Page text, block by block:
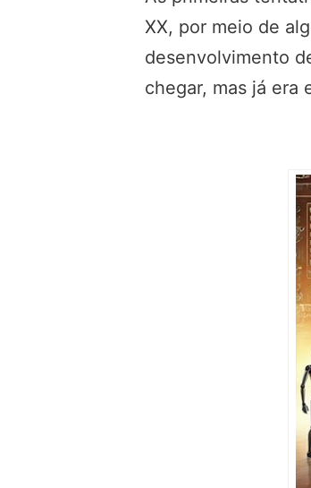
XX, por meio de
desenvolvimento
chegar, mas já era